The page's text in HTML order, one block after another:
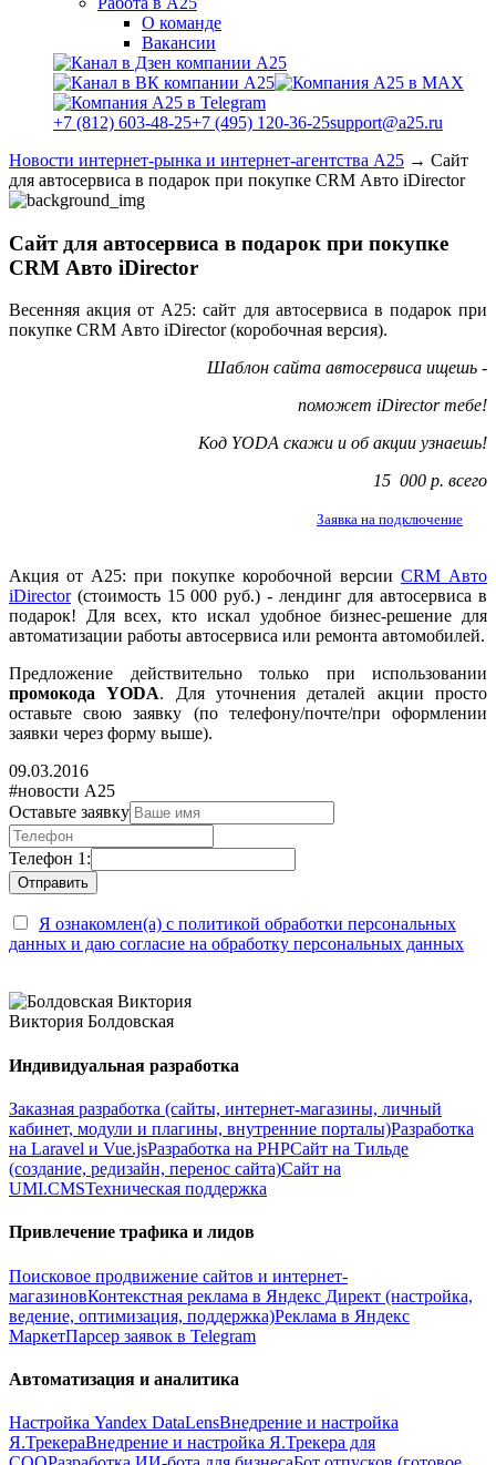
О команде
Вакансии
+7 (812) 603-48-25+7 (495) 120-36-25support@a25.ru
Новости интернет-рынка и интернет-агентства А25 → Сайт
для автосервиса в подарок при покупке CRM Авто iDirector
Сайт для автосервиса в подарок при покупке
CRM Авто iDirector
Весенняя акция от А25: сайт для автосервиса в подарок при
покупке CRM Авто iDirector (коробочная версия).
Шаблон сайта автосервиса ищешь -
поможет iDirector тебе!
Код YODA скажи и об акции узнаешь!
15 000 р. всего
Заявка на подключение
Акция от А25: при покупке коробочной версии CRM Авто
iDirector(стоимость 15 000 руб.) - лендинг для автосервиса в
подарок! Для всех, кто искал удобное бизнес-решение для
автоматизации работы автосервиса или ремонта автомобилей.
Предложение действительно только при использовании
промокода YODA. Для уточнения деталей акции просто
оставьте свою заявку (по телефону/почте/при оформлении
заявки через форму выше).
09.03.2016
#новости А25
Оставьте заявку
Телефон 1:
Я ознакомлен(а) с политикой обработки персональных
данных и даю согласие на обработку персональных данных
Виктория Болдовская
Индивидуальная разработка
Заказная разработка (сайты, интернет-магазины, личный
кабинет, модули и плагины, внутренние порталы)Разработка
на Laravel и Vue.jsРазработка на PHPСайт на Тильде
(создание, редизайн, перенос сайта)Сайт на
UMI.CMSТехническая поддержка
Привлечение трафика и лидов
Поисковое продвижение сайтов и интернет-
магазиновКонтекстная реклама в Яндекс Директ (настройка,
ведение, оптимизация, поддержка)Реклама в Яндекс
МаркетПарсер заявок в Telegram
Автоматизация и аналитика
Настройка Yandex DataLensВнедрение и настройка
Я.ТрекераВнедрение и настройка Я.Трекера для